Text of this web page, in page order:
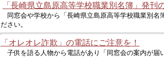
「長崎県立島原高等学校職業別名簿」発刊
同窓会や学校から 「長崎県立島原高等学校職業別
ださい。
「オレオレ詐欺」の電話にご注意を！
子供を語る人物から電話があり
「同窓会の案内が